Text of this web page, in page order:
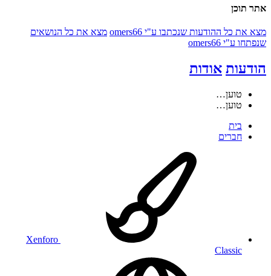
אתר תוכן
מצא את כל ההודעות שנכתבו ע"י omers66
מצא את כל הנושאים
שנפתחו ע"י omers66
הודעות אודות
טוען…
טוען…
בית
חברים
Xenforo
Classic